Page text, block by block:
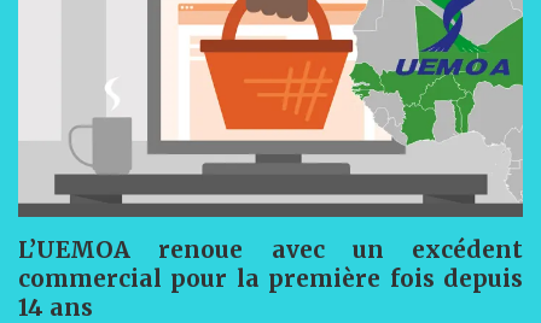
L’UEMOA renoue avec un excédent
commercial pour la première fois depuis
14 ans